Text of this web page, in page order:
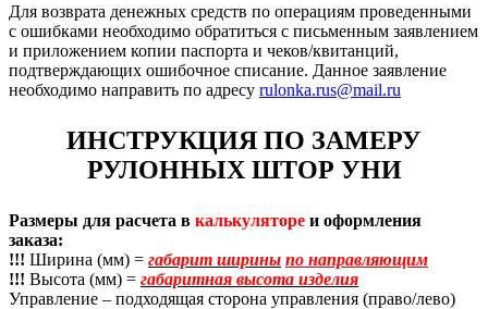
Для возврата денежных средств по операциям проведенными
с ошибками необходимо обратиться с письменным заявлением
и приложением копии паспорта и чеков/квитанций,
подтверждающих ошибочное списание. Данное заявление
необходимо направить по адресу rulonka.rus@mail.ru
ИНСТРУКЦИЯ ПО ЗАМЕРУ
РУЛОННЫХ ШТОР УНИ
Размеры для расчета в калькуляторе и оформления
заказа:
!!! Ширина (мм) = габарит ширины по направляющим
!!! Высота (мм) = габаритная высота изделия
Управление – подходящая сторона управления (право/лево)